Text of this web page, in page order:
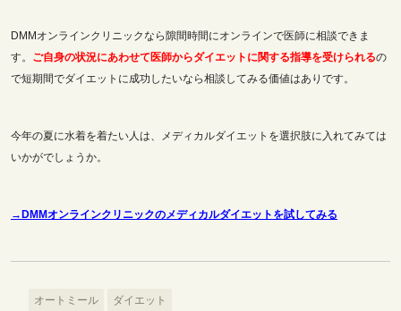
DMMオンラインクリニックなら隙間時間にオンラインで医師に相談できま
す。 ご自身の状況にあわせて医師からダイエットに関する指導を受けられるの
で短期間でダイエットに成功したいなら相談してみる価値はありです。
今年の夏に水着を着たい人は、メディカルダイエットを選択肢に入れてみては
いかがでしょうか。
→DMMオンラインクリニックのメディカルダイエットを試してみる
オートミール ダイエット